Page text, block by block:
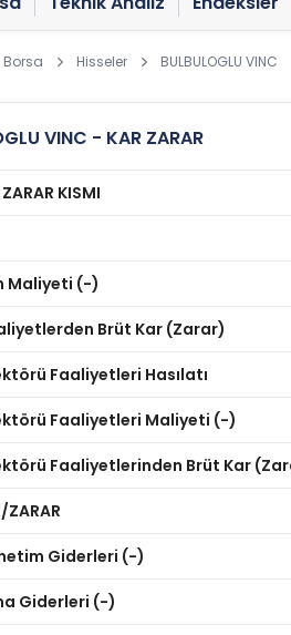
Borsa Hisseler BULBULOGLU VINC
VINC - KAR ZARAR
KISMI
Maliyeti (-)
Brüt Kar (Zarar)
Faaliyetleri Hasılatı
Faaliyetleri Maliyeti (-)
Faaliyetlerinden Brüt Kar
ZARAR
Giderleri (-)
Giderleri (-)